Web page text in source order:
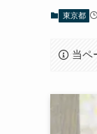
東京都
当ペ